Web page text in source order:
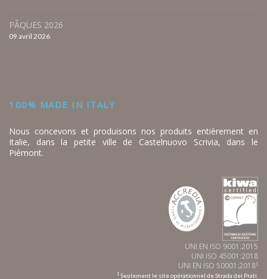
PÂQUES 2026
09 avril 2026
100% MADE IN ITALY
Nous concevons et produisons nos produits entièrement en
Italie, dans la petite ville de Castelnuovo Scrivia, dans le
Piémont.
UNI EN ISO 9001:2015
UNI ISO 45001:2018
UNI EN ISO 50001:20181
1 Seulement le site opérationnel de Strada dei Prati.